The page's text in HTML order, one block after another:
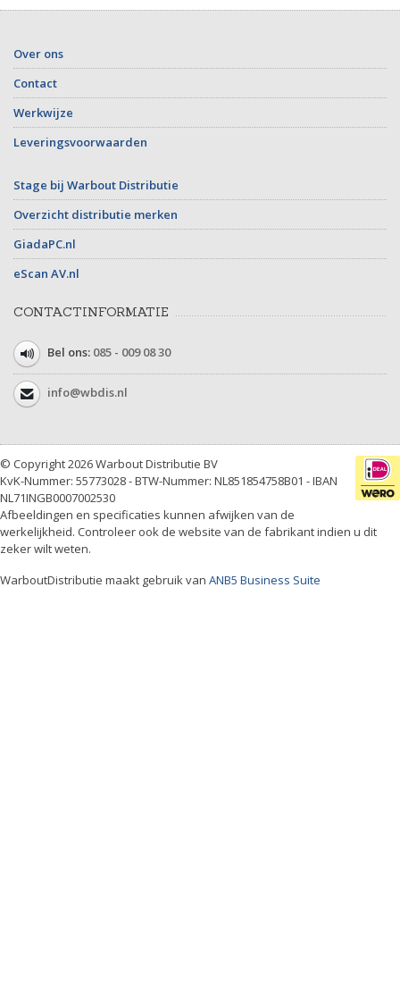
Over ons
Contact
Werkwijze
Leveringsvoorwaarden
Stage bij Warbout Distributie
Overzicht distributie merken
GiadaPC.nl
eScan AV.nl
CONTACTINFORMATIE
Bel ons: 085 - 009 08 30
info@wbdis.nl
© Copyright 2026 Warbout Distributie BV
KvK-Nummer: 55773028 - BTW-Nummer: NL851854758B01 - IBAN
NL71INGB0007002530
Afbeeldingen en specificaties kunnen afwijken van de
werkelijkheid. Controleer ook de website van de fabrikant indien u dit
zeker wilt weten.
WarboutDistributie maakt gebruik van ANB5 Business Suite